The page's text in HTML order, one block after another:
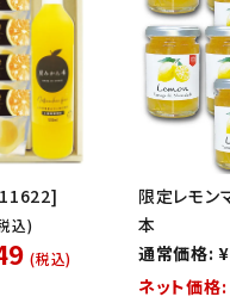
込)
(税込)
限定レモン
本
通常価格:
ネット価格: